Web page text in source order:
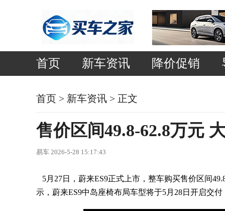
首页 新车资讯 降价促销
首页 > 新车资讯 > 正文
售价区间49.8-62.8万元
易车 2026-5-28 15:17:43
5月27日，蔚来ES9正式上市，整车购买售价区间
示，蔚来ES9中岛座椅布局车型将于5月28日开启交